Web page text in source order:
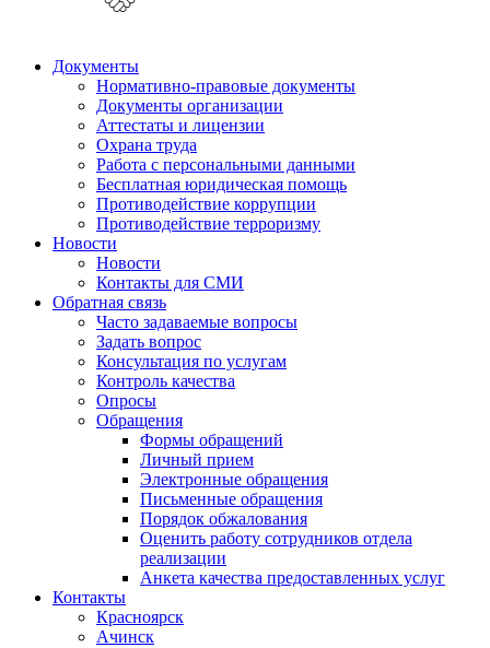
Документы
Нормативно-правовые документы
Документы организации
Аттестаты и лицензии
Охрана труда
Работа с персональными данными
Бесплатная юридическая помощь
Противодействие коррупции
Противодействие терроризму
Новости
Новости
Контакты для СМИ
Обратная связь
Часто задаваемые вопросы
Задать вопрос
Консультация по услугам
Контроль качества
Опросы
Обращения
Формы обращений
Личный прием
Электронные обращения
Письменные обращения
Порядок обжалования
Оценить работу сотрудников отдела
реализации
Анкета качества предоставленных услуг
Контакты
Красноярск
Ачинск